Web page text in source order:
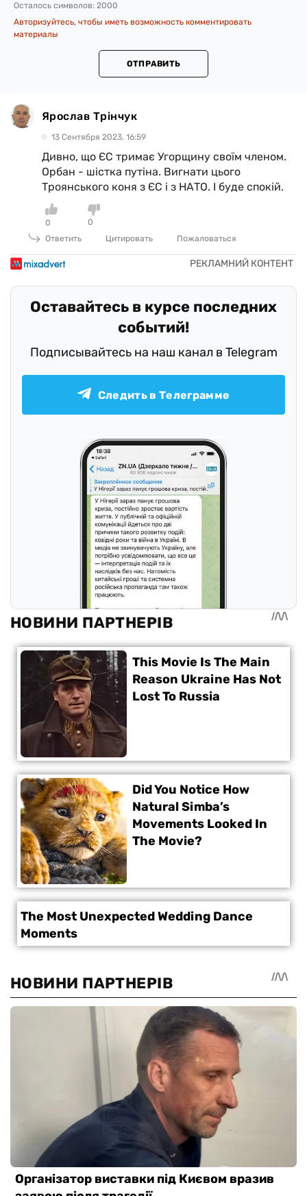
Осталось символов: 2000
Авторизуйтесь, чтобы иметь возможность комментировать
материалы
ОТПРАВИТЬ
Ярослав Трінчук
13 Сентября 2023, 16:59
Дивно, що ЄС тримає Угорщину своїм членом.
Орбан - шістка путіна. Вигнати цього
Троянського коня з ЄС і з НАТО. І буде спокій.
0
0
Ответить
Цитировать Пожаловаться
Оставайтесь в курсе последних
событий!
Подписывайтесь на наш канал в Telegram
Следить в Телеграмме